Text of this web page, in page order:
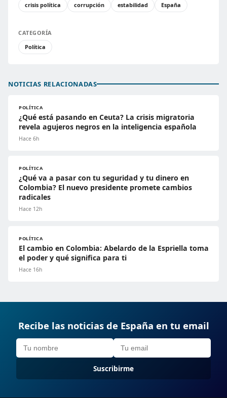
crisis política
corrupción estabilidad España
CATEGORÍA
Política
NOTICIAS RELACIONADAS
POLÍTICA
¿Qué está pasando en Ceuta? La crisis migratoria
revela agujeros negros en la inteligencia española
Hace 6h
POLÍTICA
¿Qué va a pasar con tu seguridad y tu dinero en
Colombia? El nuevo presidente promete cambios
radicales
Hace 12h
POLÍTICA
El cambio en Colombia: Abelardo de la Espriella toma
el poder y qué significa para ti
Hace 16h
Recibe las noticias de España en tu email
Suscribirme